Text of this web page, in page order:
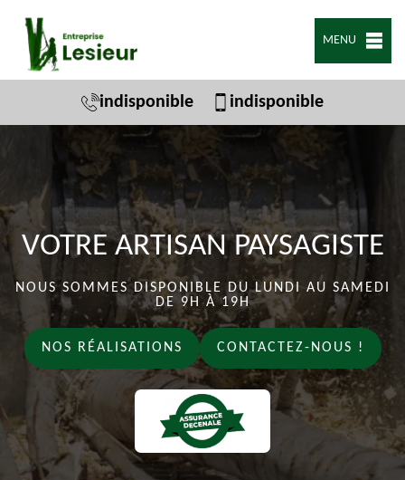
MENU
indisponible indisponible
VOTRE ARTISAN PAYSAGISTE
NOUS SOMMES DISPONIBLE DU LUNDI AU SAMEDI
DE 9H À 19H
NOS RÉALISATIONS CONTACTEZ-NOUS !